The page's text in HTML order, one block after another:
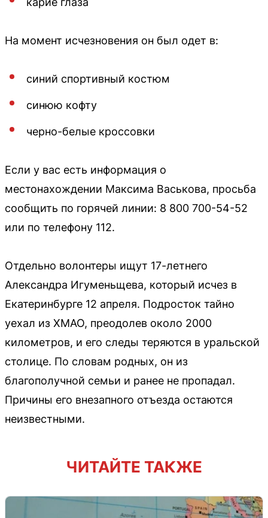
На момент исчезновения он был одет в:
синий спортивный костюм
синюю кофту
черно-белые кроссовки
Если у вас есть информация о
местонахождении Максима Васькова, просьба
сообщить по горячей линии: 8 800 700-54-52
или по телефону 112.
Отдельно волонтеры ищут 17-летнего
Александра Игуменьщева, который исчез в
Екатеринбурге 12 апреля. Подросток тайно
уехал из ХМАО, преодолев около 2000
километров, и его следы теряются в уральской
столице. По словам родных, он из
благополучной семьи и ранее не пропадал.
Причины его внезапного отъезда остаются
неизвестными.
ЧИТАЙТЕ ТАКЖЕ